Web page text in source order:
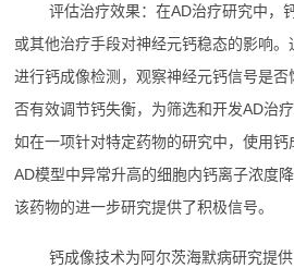
评估治疗效果：在AD治疗研究中，
或其他治疗手段对神经元钙稳态的影响
进行钙成像检测，观察神经元钙信号是
否有效调节钙失衡，为筛选和开发AD治
如在一项针对特定药物的研究中，使用
AD模型中异常升高的细胞内钙离子浓度
该药物的进一步研究提供了积极信号。
钙成像技术为阿尔茨海默病研究提